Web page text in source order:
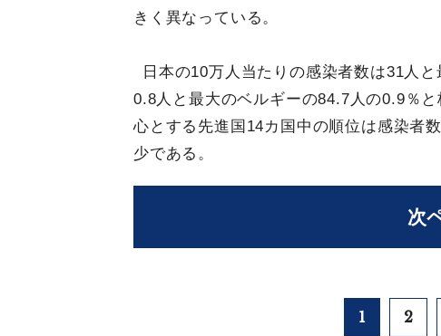
きく異なっている。
日本の10万人当たりの感染者数は31人
0.8人と最大のベルギーの84.7人の0.9％
心とする先進国14カ国中の順位は感染者
少である。
次
1 2